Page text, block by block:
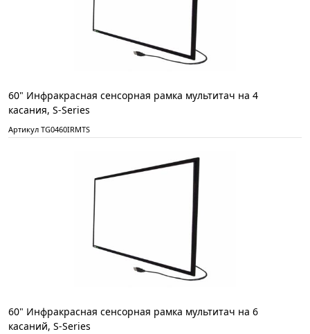
60" Инфракрасная сенсорная рамка мультитач на 4
касания, S-Series
Артикул TG0460IRMTS
60" Инфракрасная сенсорная рамка мультитач на 6
касаний, S-Series